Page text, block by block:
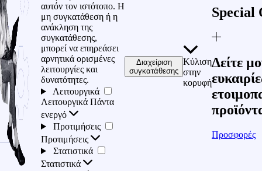
αυτόν τον ιστότοπο. Η
μη συγκατάθεση ή η
ανάκληση της
συγκατάθεσης,
μπορεί να επηρεάσει
αρνητικά ορισμένες
λειτουργίες και
δυνατότητες.
Λειτουργικά
Λειτουργικά Πάντα
ενεργό
Προτιμήσεις
Προτιμήσεις
Στατιστικά
Στατιστικά
Διαχείριση
συγκατάθεσης
Κύλιση
στην
κορυφή
Special
Δείτε
Προσφορές